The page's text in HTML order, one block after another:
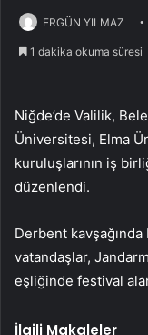
ERGÜN YILMAZ
1 dakika okuma süresi
Niğde’de Valilik,
Üniversitesi, Elma
kuruluşlarının iş
düzenlendi.
Derbent
vatandaşlar,
eşliğinde festival
İlgili Makaleler